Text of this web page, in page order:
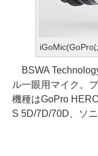
iGoMic(GoPro
BSWA
ル一眼用マイク。
機種はGoPro
S 5D/7D/70D、ソ